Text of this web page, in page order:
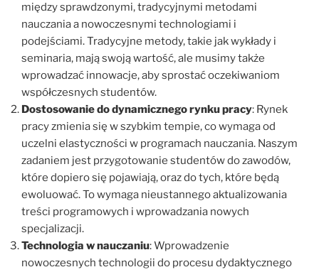
między sprawdzonymi, tradycyjnymi metodami
nauczania a nowoczesnymi technologiami i
podejściami. Tradycyjne metody, takie jak wykłady i
seminaria, mają swoją wartość, ale musimy także
wprowadzać innowacje, aby sprostać oczekiwaniom
współczesnych studentów.
Dostosowanie do dynamicznego rynku pracy: Rynek
pracy zmienia się w szybkim tempie, co wymaga od
uczelni elastyczności w programach nauczania. Naszym
zadaniem jest przygotowanie studentów do zawodów,
które dopiero się pojawiają, oraz do tych, które będą
ewoluować. To wymaga nieustannego aktualizowania
treści programowych i wprowadzania nowych
specjalizacji.
Technologia w nauczaniu: Wprowadzenie
nowoczesnych technologii do procesu dydaktycznego